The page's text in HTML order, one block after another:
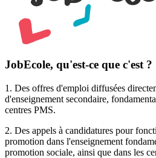
JobEcole, qu'est-ce que c'est ?
1. Des offres d'emploi diffusées
d'enseignement secondaire,
centres PMS.
2. Des appels à candidatures pour
promotion dans l'enseignement
promotion sociale, ainsi que dans les